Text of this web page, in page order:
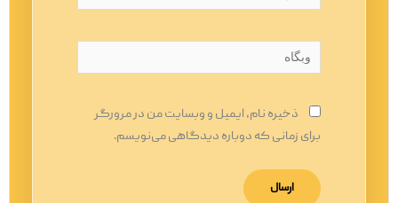
وبگاه
ذخیره نام، ایمیل و وبسایت من در مرورگر
برای زمانی که دوباره دیدگاهی می‌نویسم.